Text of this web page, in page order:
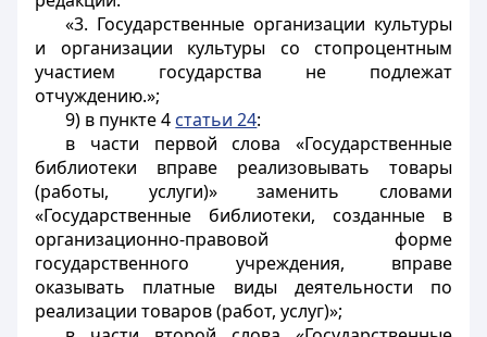
«3. Государственные организации культуры
и организации культуры со стопроцентным
участием государства не подлежат
отчуждению.»;
9) в пункте 4 статьи 24:
в части первой слова «Государственные
библиотеки вправе реализовывать товары
(работы, услуги)» заменить словами
«Государственные библиотеки, созданные в
организационно-правовой форме
государственного учреждения, вправе
оказывать платные виды деятельности по
реализации товаров (работ, услуг)»;